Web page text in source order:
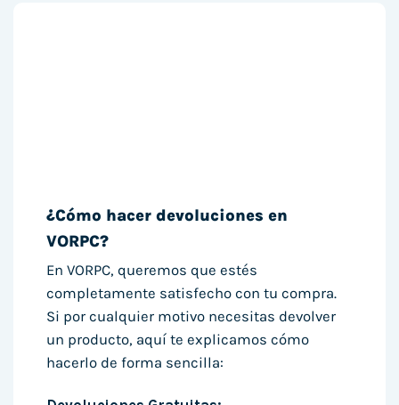
¿Cómo hacer devoluciones en
VORPC?
En VORPC, queremos que estés
completamente satisfecho con tu compra.
Si por cualquier motivo necesitas devolver
un producto, aquí te explicamos cómo
hacerlo de forma sencilla: